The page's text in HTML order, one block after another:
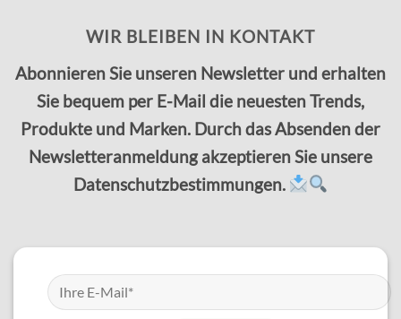
WIR BLEIBEN IN KONTAKT
Abonnieren Sie unseren Newsletter und erhalten
Sie bequem per E-Mail die neuesten Trends,
Produkte und Marken. Durch das Absenden der
Newsletteranmeldung akzeptieren Sie unsere
Datenschutzbestimmungen.